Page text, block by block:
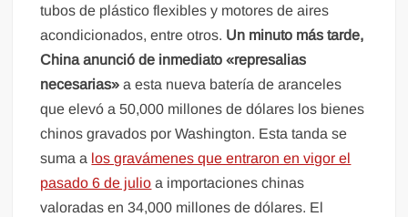
tubos de plástico flexibles y motores de aires
acondicionados, entre otros. Un minuto más tarde,
China anunció de inmediato «represalias
necesarias» a esta nueva batería de aranceles
que elevó a 50,000 millones de dólares los bienes
chinos gravados por Washington. Esta tanda se
suma a los gravámenes que entraron en vigor el
pasado 6 de julio a importaciones chinas
valoradas en 34,000 millones de dólares. El